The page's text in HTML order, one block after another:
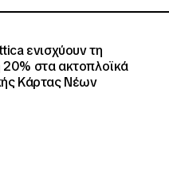
ενισχύουν τη
στα ακτοπλοϊκά
Κάρτας Νέων